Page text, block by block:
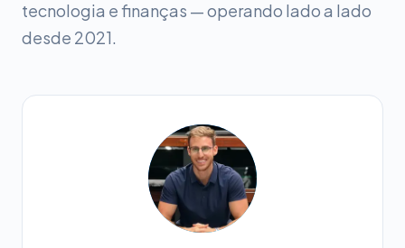
tecnologia e finanças — operando lado a lado
desde 2021.